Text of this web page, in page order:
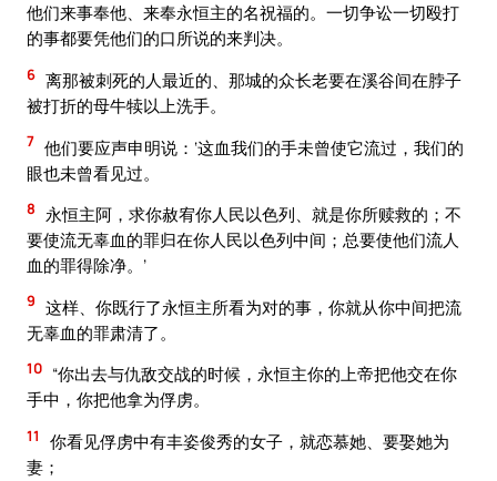
他们来事奉他、来奉永恒主的名祝福的。一切争讼一切殴打
的事都要凭他们的口所说的来判决。
6 离那被刺死的人最近的、那城的众长老要在溪谷间在脖子
被打折的母牛犊以上洗手。
7 他们要应声申明说：‘这血我们的手未曾使它流过，我们的
眼也未曾看见过。
8
永恒主阿，求你赦宥你人民以色列、就是你所赎救的；不
要使流无辜血的罪归在你人民以色列中间；总要使他们流人
血的罪得除净。’
9 这样、你既行了永恒主所看为对的事，你就从你中间把流
无辜血的罪肃清了。
10 “你出去与仇敌交战的时候，永恒主你的上帝把他交在你
手中，你把他拿为俘虏。
11
你看见俘虏中有丰姿俊秀的女子，就恋慕她、要娶她为
妻；